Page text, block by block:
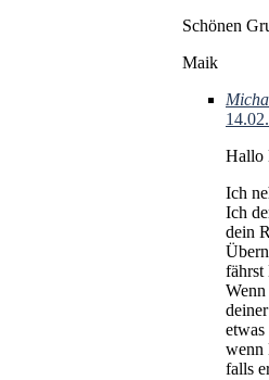
Schönen
Maik
Hallo
Ich
Ich
dein
fährst
wenn
falls